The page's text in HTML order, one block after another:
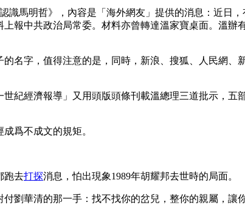
馬明哲》，內容是「海外網友」提供的消息：近日
報中共政治局常委。材料亦曾轉達溫家寶桌面。溫辦
名字，值得注意的是，同時，新浪、搜狐、人民網、
紀經濟報導」又用頭版頭條刊載溫總理三道批示，五
爲不成文的規矩。
跑去打探消息，怕出現象1989年胡耀邦去世時的局面。
劉華清的那一手：找不找你的岔兒，整你的親屬，讓